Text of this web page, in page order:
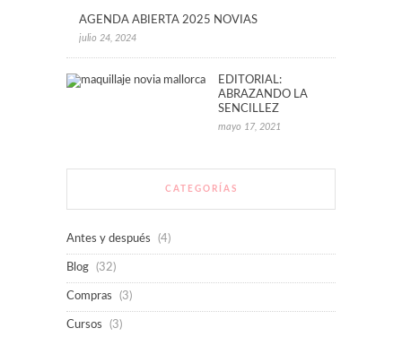
AGENDA ABIERTA 2025 NOVIAS
julio 24, 2024
EDITORIAL:
ABRAZANDO LA
SENCILLEZ
mayo 17, 2021
CATEGORÍAS
Antes y después (4)
Blog (32)
Compras (3)
Cursos (3)